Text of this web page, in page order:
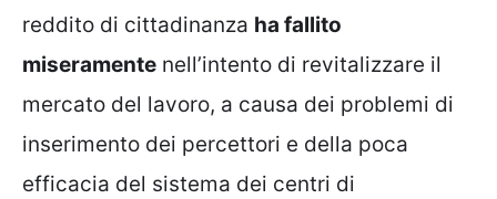
reddito di cittadinanza ha fallito
miseramente nell’intento di revitalizzare il
mercato del lavoro, a causa dei problemi di
inserimento dei percettori e della poca
efficacia del sistema dei centri di